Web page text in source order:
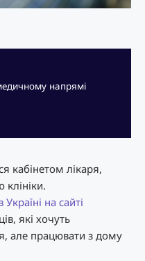
напрямі
кабінетом лікаря,
на сайті
які хочуть
але працювати з дому